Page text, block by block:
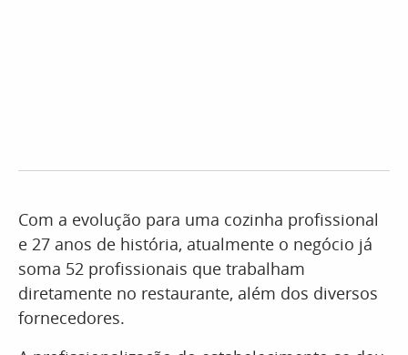
Com a evolução para uma cozinha profissional
e 27 anos de história, atualmente o negócio já
soma 52 profissionais que trabalham
diretamente no restaurante, além dos diversos
fornecedores.